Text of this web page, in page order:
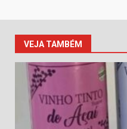
VEJA TAMBÉM